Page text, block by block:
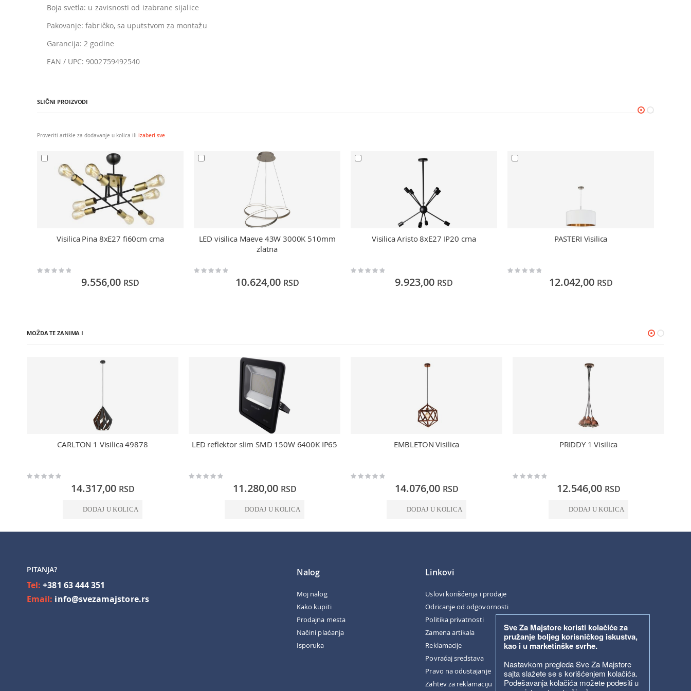
Sve Za Majstore koristi kolačiće za
pružanje boljeg korisničkog iskustva,
kao i u marketinške svrhe.
Nastavkom pregleda Sve Za Majstore
sajta slažete se s korišćenjem kolačića.
Podešavanja kolačića možete podesiti u
Boja svetla: u zavisnosti od izabrane sijalice
Pakovanje: fabričko, sa uputstvom za montažu
Garancija: 2 godine
EAN / UPC: 9002759492540
SLIČNI PROIZVODI
Proveriti artikle za dodavanje u kolica ili izaberi sve
Visilica Pina 8xE27 fi60cm crna
Rating:
9.556,00 RSD
LED visilica Maeve 43W 3000K 510mm
zlatna
Rating:
10.624,00 RSD
Visilica Aristo 8xE27 IP20 crna
Rating:
9.923,00 RSD
PASTERI Visilica
Rating:
12.042,00 RSD
MOŽDA TE ZANIMA I
CARLTON 1 Visilica 49878
Rating:
14.317,00 RSD
DODAJ U KOLICA
LED reflektor slim SMD 150W 6400K IP65
Rating:
11.280,00 RSD
DODAJ U KOLICA
EMBLETON Visilica
Rating:
14.076,00 RSD
DODAJ U KOLICA
PRIDDY 1 Visilica
Rating:
12.546,00 RSD
DODAJ U KOLICA
PITANJA?
Tel:+381 63 444 351
Email: info@svezamajstore.rs
Nalog
Moj nalog
Kako kupiti
Prodajna mesta
Načini plaćanja
Isporuka
Linkovi
Uslovi korišćenja i prodaje
Odricanje od odgovornosti
Politika privatnosti
Zamena artikala
Reklamacije
Povraćaj sredstava
Pravo na odustajanje
Zahtev za reklamaciju